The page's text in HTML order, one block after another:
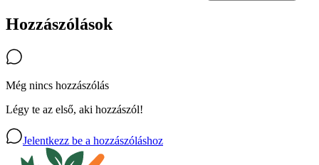
Hozzászólások
Még nincs hozzászólás
Légy te az első, aki hozzászól!
Jelentkezz be a hozzászóláshoz